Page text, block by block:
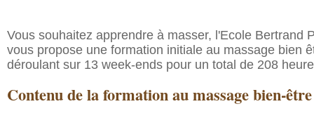
Vous souhaitez apprendre à masser, l'Ecole Bertrand
vous propose une formation initiale au massage bien
déroulant sur 13 week-ends pour un total de 208
Contenu de la formation au massage bien-